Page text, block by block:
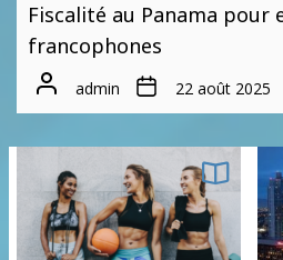
9
Comprendre le SMIC :
admin
10
4 sports de combat
enfants
admin
Pourquoi faut-il installer
admin